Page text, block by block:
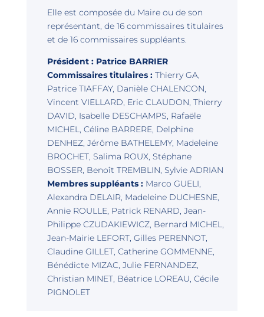
Elle est composée du Maire ou de son
représentant, de 16 commissaires titulaires
et de 16 commissaires suppléants.
Président : Patrice BARRIER
Commissaires titulaires :Thierry GA,
Patrice TIAFFAY, Danièle CHALENCON,
Vincent VIELLARD, Eric CLAUDON, Thierry
DAVID, Isabelle DESCHAMPS, Rafaële
MICHEL, Céline BARRERE, Delphine
DENHEZ, Jérôme BATHELEMY, Madeleine
BROCHET, Salima ROUX, Stéphane
BOSSER, Benoît TREMBLIN, Sylvie ADRIAN
Membres suppléants :Marco GUELI,
Alexandra DELAIR, Madeleine DUCHESNE,
Annie ROULLE, Patrick RENARD, Jean-
Philippe CZUDAKIEWICZ, Bernard MICHEL,
Jean-Mairie LEFORT, Gilles PERENNOT,
Claudine GILLET, Catherine GOMMENNE,
Bénédicte MIZAC, Julie FERNANDEZ,
Christian MINET, Béatrice LOREAU, Cécile
PIGNOLET